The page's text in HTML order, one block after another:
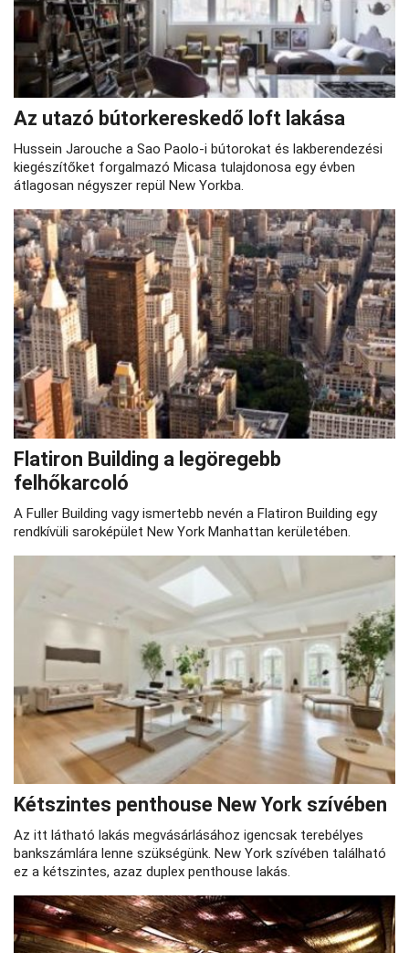
Az utazó bútorkereskedő loft lakása
Hussein Jarouche a Sao Paolo-i bútorokat és lakberendezési
kiegészítőket forgalmazó Micasa tulajdonosa egy évben
átlagosan négyszer repül New Yorkba.
Flatiron Building a legöregebb
felhőkarcoló
A Fuller Building vagy ismertebb nevén a Flatiron Building egy
rendkívüli saroképület New York Manhattan kerületében.
Kétszintes penthouse New York szívében
Az itt látható lakás megvásárlásához igencsak terebélyes
bankszámlára lenne szükségünk. New York szívében található
ez a kétszintes, azaz duplex penthouse lakás.